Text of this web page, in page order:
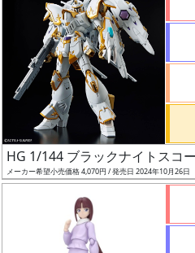
リ
ー
ズ・
HG 1/144 ブラックナイトスコ
メーカー希望小売価格 4,070円 / 発売日 2024年10月26日